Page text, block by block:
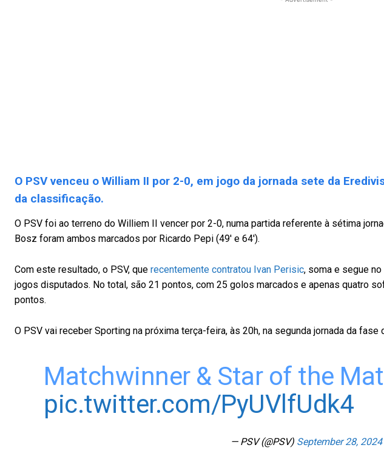
O PSV venceu o William II por 2-0, em jogo da jornada sete da
da classificação.
O PSV foi ao terreno do Williem II vencer por 2-0, numa partida referente à sétima
Bosz foram ambos marcados por Ricardo Pepi (49′ e 64′).
Com este resultado, o PSV, que recentemente contratou Ivan Perisic, soma e segue
jogos disputados. No total, são 21 pontos, com 25 golos marcados e apenas quatro
pontos.
O PSV vai receber Sporting na próxima terça-feira, às 20h, na segunda jornada da fase
Matchwinner & Star of the
pic.twitter.com/PyUVlfUdk4
— PSV (@PSV) September 28, 2024